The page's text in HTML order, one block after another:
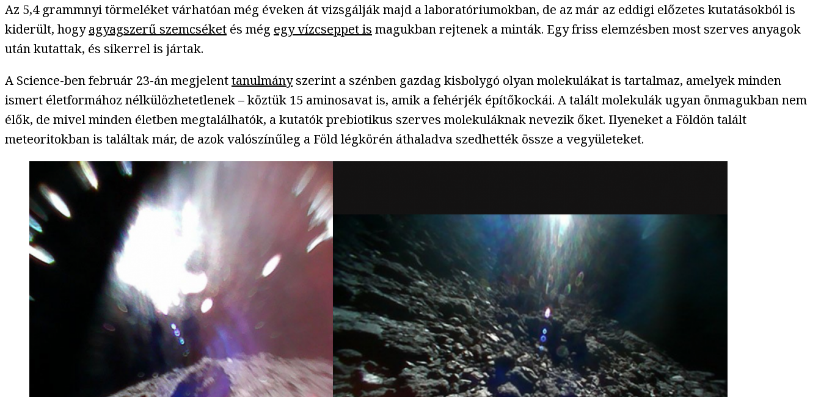
Az 5,4 grammnyi törmeléket várhatóan még éveken át vizsgálják majd a laboratóriumokban, de az már az eddigi előzetes kutatásokból is
kiderült, hogyagyagszerű szemcséket és még egy vízcseppet is magukban rejtenek a minták. Egy friss elemzésben most szerves anyagok
után kutattak, és sikerrel is jártak.
A Science-ben február 23-án megjelenttanulmányszerint a szénben gazdag kisbolygó olyan molekulákat is tartalmaz, amelyek minden
ismert életformához nélkülözhetetlenek – köztük 15 aminosavat is, amik a fehérjék építőkockái. A talált molekulák ugyan önmagukban nem
élők, de mivel minden életben megtalálhatók, a kutatók prebiotikus szerves molekuláknak nevezik őket. Ilyeneket a Földön talált
meteoritokban is találtak már, de azok valószínűleg a Föld légkörén áthaladva szedhették össze a vegyületeket.